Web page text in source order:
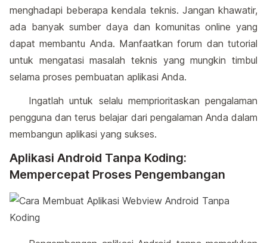
menghadapi beberapa kendala teknis. Jangan khawatir,
ada banyak sumber daya dan komunitas online yang
dapat membantu Anda. Manfaatkan forum dan tutorial
untuk mengatasi masalah teknis yang mungkin timbul
selama proses pembuatan aplikasi Anda.
Ingatlah untuk selalu memprioritaskan pengalaman
pengguna dan terus belajar dari pengalaman Anda dalam
membangun aplikasi yang sukses.
Aplikasi Android Tanpa Koding:
Mempercepat Proses Pengembangan